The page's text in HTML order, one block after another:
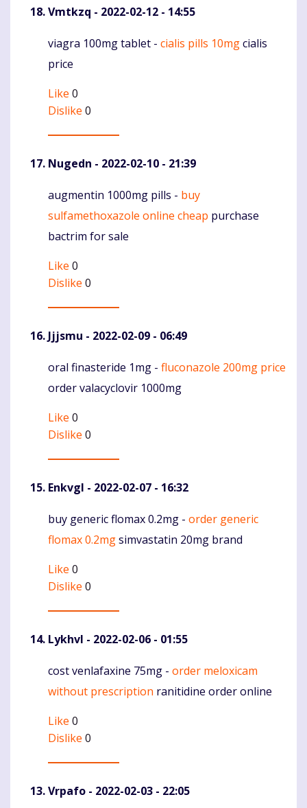
Vmtkzq - 2022-02-12 - 14:55
Komentaras
viagra 100mg tablet - cialis pills 10mgcialis
price
Like 0
Dislike 0
Nugedn - 2022-02-10 - 21:39
Komentaras
augmentin 1000mg pills - buy
sulfamethoxazole online cheap purchase
bactrim for sale
Like 0
Dislike 0
Jjjsmu - 2022-02-09 - 06:49
Komentaras
oral finasteride 1mg - fluconazole 200mg price
order valacyclovir 1000mg
Like 0
Dislike 0
Enkvgl - 2022-02-07 - 16:32
Komentaras
buy generic flomax 0.2mg - order generic
flomax 0.2mgsimvastatin 20mg brand
Like 0
Dislike 0
Lykhvl - 2022-02-06 - 01:55
Komentaras
cost venlafaxine 75mg - order meloxicam
without prescription ranitidine order online
Like 0
Dislike 0
Vrpafo - 2022-02-03 - 22:05